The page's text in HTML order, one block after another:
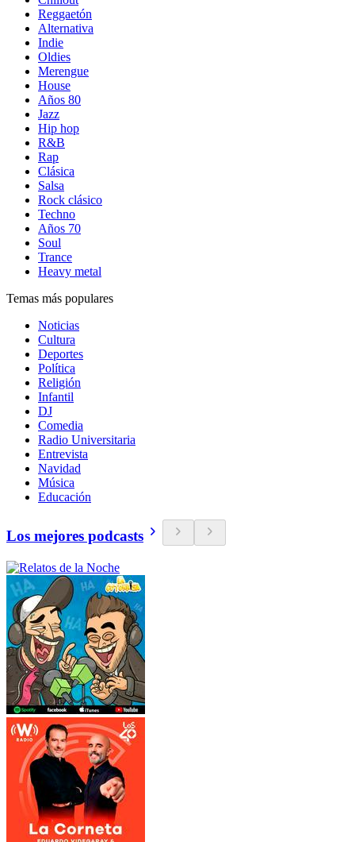
Reggaetón
Alternativa
Indie
Oldies
Merengue
House
Años 80
Jazz
Hip hop
R&B
Rap
Clásica
Salsa
Rock clásico
Techno
Años 70
Soul
Trance
Heavy metal
Temas más populares
Noticias
Cultura
Deportes
Política
Religión
Infantil
DJ
Comedia
Radio Universitaria
Entrevista
Navidad
Música
Educación
Los mejores podcasts